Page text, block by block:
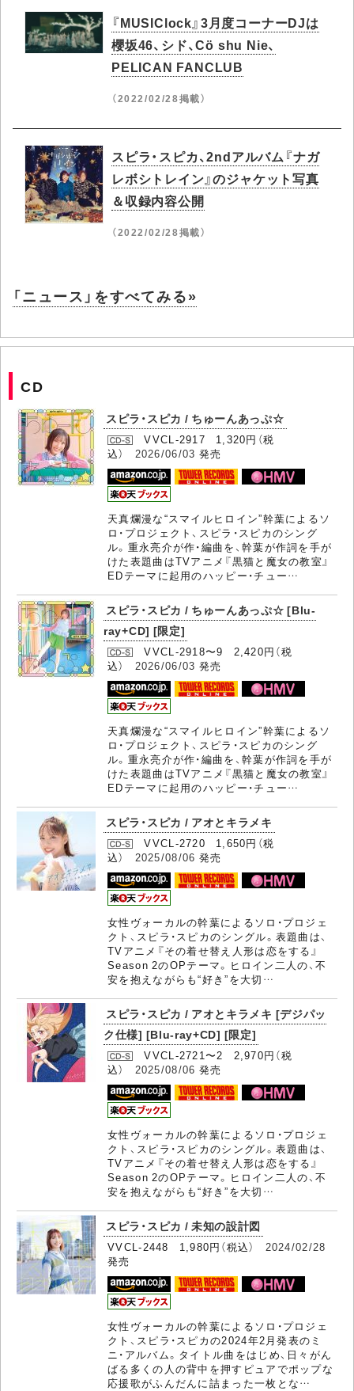
『MUSIClock』3月度コーナーDJは
櫻坂46、シド、Cö shu Nie、
PELICAN FANCLUB
（2022/02/28掲載）
スピラ・スピカ、2ndアルバム『ナガ
レボシトレイン』のジャケット写真
＆収録内容公開
（2022/02/28掲載）
「ニュース」をすべてみる»
CD
スピラ・スピカ / ちゅーんあっぷ☆
VVCL-2917 1,320円（税
込） 2026/06/03 発売
天真爛漫な“スマイルヒロイン”幹葉によるソ
ロ・プロジェクト、スピラ・スピカのシング
ル。重永亮介が作・編曲を、幹葉が作詞を手が
けた表題曲はTVアニメ『黒猫と魔女の教室』
EDテーマに起用のハッピー・チュー…
スピラ・スピカ / ちゅーんあっぷ☆ [Blu-
ray+CD] [限定]
VVCL-2918〜9 2,420円（税
込） 2026/06/03 発売
天真爛漫な“スマイルヒロイン”幹葉によるソ
ロ・プロジェクト、スピラ・スピカのシング
ル。重永亮介が作・編曲を、幹葉が作詞を手が
けた表題曲はTVアニメ『黒猫と魔女の教室』
EDテーマに起用のハッピー・チュー…
スピラ・スピカ / アオとキラメキ
VVCL-2720 1,650円（税
込） 2025/08/06 発売
女性ヴォーカルの幹葉によるソロ・プロジェ
クト、スピラ・スピカのシングル。表題曲は、
TVアニメ『その着せ替え人形は恋をする』
Season 2のOPテーマ。ヒロイン二人の、不
安を抱えながらも“好き”を大切…
スピラ・スピカ / アオとキラメキ [デジパッ
ク仕様] [Blu-ray+CD] [限定]
VVCL-2721〜2 2,970円（税
込） 2025/08/06 発売
女性ヴォーカルの幹葉によるソロ・プロジェ
クト、スピラ・スピカのシングル。表題曲は、
TVアニメ『その着せ替え人形は恋をする』
Season 2のOPテーマ。ヒロイン二人の、不
安を抱えながらも“好き”を大切…
スピラ・スピカ / 未知の設計図
VVCL-2448 1,980円（税込） 2024/02/28
発売
女性ヴォーカルの幹葉によるソロ・プロジェ
クト、スピラ・スピカの2024年2月発表のミ
ニ・アルバム。タイトル曲をはじめ、日々がん
ばる多くの人の背中を押すピュアでポップな
応援歌がふんだんに詰まった一枚とな…